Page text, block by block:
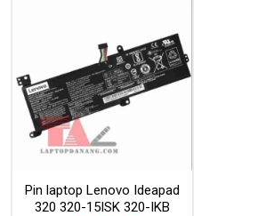
Add to
Wishlist
Pin laptop Lenovo Ideapad
320 320-15ISK 320-IKB